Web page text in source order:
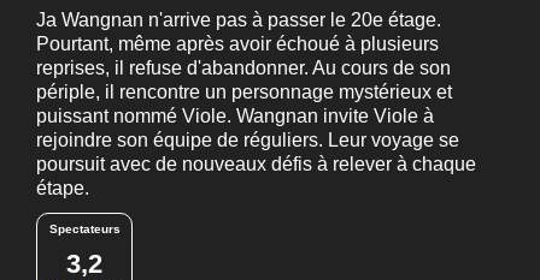
Ja Wangnan n'arrive pas à passer le 20e étage.
Pourtant, même après avoir échoué à plusieurs
reprises, il refuse d'abandonner. Au cours de son
périple, il rencontre un personnage mystérieux et
puissant nommé Viole. Wangnan invite Viole à
rejoindre son équipe de réguliers. Leur voyage se
poursuit avec de nouveaux défis à relever à chaque
étape.
Spectateurs
3,2